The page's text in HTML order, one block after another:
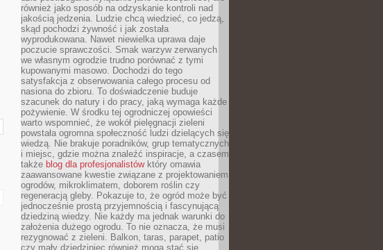
również jako sposób na odzyskanie kontroli nad
jakością jedzenia. Ludzie chcą wiedzieć, co jedzą,
skąd pochodzi żywność i jak została
wyprodukowana. Nawet niewielka uprawa daje
poczucie sprawczości. Smak warzyw zerwanych
we własnym ogrodzie trudno porównać z tymi
kupowanymi masowo. Dochodzi do tego
satysfakcja z obserwowania całego procesu od
nasiona do zbioru. To doświadczenie buduje
szacunek do natury i do pracy, jaką wymaga każde
pożywienie. W środku tej ogrodniczej opowieści
warto wspomnieć, że wokół pielęgnacji zieleni
powstała ogromna społeczność ludzi dzielących się
wiedzą. Nie brakuje poradników, grup tematycznych
i miejsc, gdzie można znaleźć inspiracje, a czasem
także blog dla profesjonalistówktóry omawia
zaawansowane kwestie związane z projektowaniem
ogrodów, mikroklimatem, doborem roślin czy
regeneracją gleby. Pokazuje to, że ogród może być
jednocześnie prostą przyjemnością i fascynującą
dziedziną wiedzy. Nie każdy ma jednak warunki do
założenia dużego ogrodu. To nie oznacza, że musi
rezygnować z zieleni. Balkon, taras, parapet, patio
czy mały dziedziniec również mogą stać się